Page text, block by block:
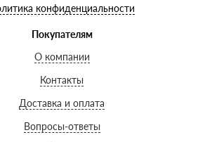
конфиденциальности
Покупателям
О компании
Контакты
Доставка и оплата
Вопросы-ответы